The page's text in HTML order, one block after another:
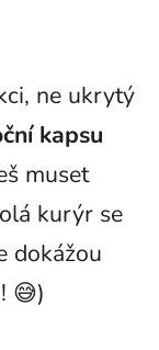
ne ukrytý
kapsu
muset
kurýr se
dokážou
😅)